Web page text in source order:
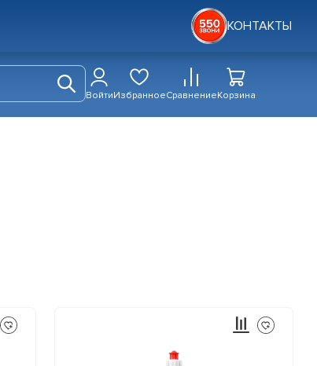
КОНТАКТЫ
ВойтиИзбранноеСравнениеКорзина